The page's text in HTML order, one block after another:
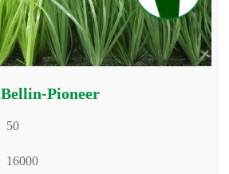
Bellin-Pioneer
50
16000